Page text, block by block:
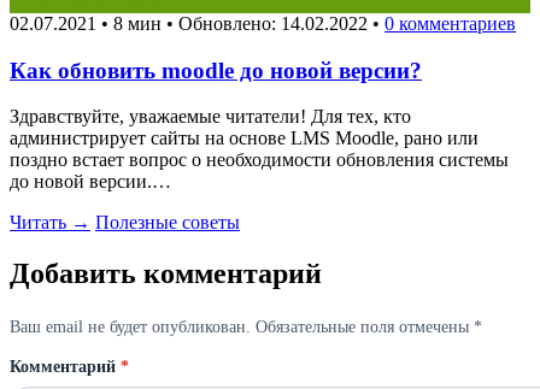
02.07.2021 • 8 мин • Обновлено: 14.02.2022 • 0 комментариев
Как обновить moodle до новой версии?
Здравствуйте, уважаемые читатели! Для тех, кто
администрирует сайты на основе LMS Moodle, рано или
поздно встает вопрос о необходимости обновления системы
до новой версии.…
Читать → Полезные советы
Добавить комментарий
Ваш email не будет опубликован. Обязательные поля отмечены *
Комментарий *